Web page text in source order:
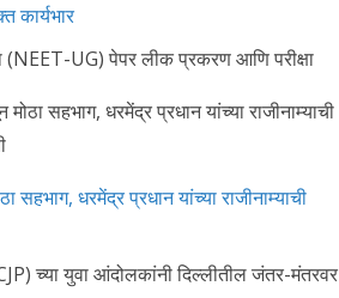
कार्यभार
(NEET-UG) पेपर लीक प्रकरण आणि परीक्षा
सहभाग, धरमेंद्र प्रधान यांच्या राजीनाम्याची
च्या युवा आंदोलकांनी दिल्लीतील जंतर-मंतरवर